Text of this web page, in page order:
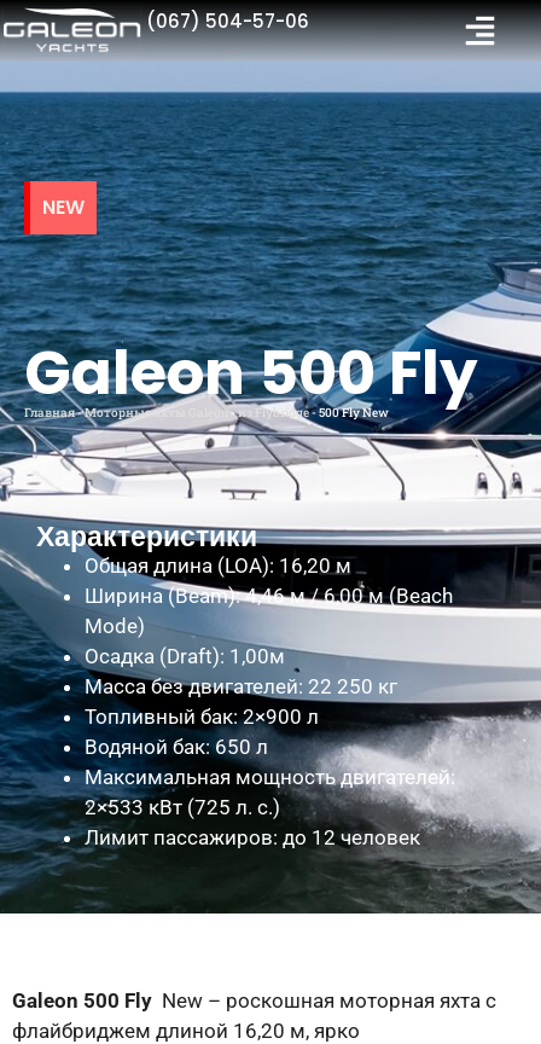
(067) 504-57-06
NEW
Galeon 500 Fly
Главная-Моторные яхты Galeon -из Flybridge-500 Fly New
Характеристики
Общая длина (LOA): 16,20 м
Ширина (Beam): 4,46 м / 6,00 м (Beach
Mode)
Осадка (Draft): 1,00м
Масса без двигателей: 22 250 кг
Топливный бак: 2×900 л
Водяной бак: 650 л
Максимальная мощность двигателей:
2×533 кВт (725 л. с.)
Лимит пассажиров: до 12 человек
Galeon 500 Fly New – роскошная моторная яхта с
флайбриджем длиной 16,20 м, ярко